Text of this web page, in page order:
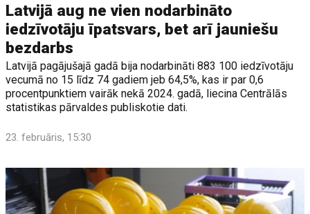
Latvijā aug ne vien nodarbināto
iedzīvotāju īpatsvars, bet arī jauniešu
bezdarbs
Latvijā pagājušajā gadā bija nodarbināti 883 100 iedzīvotāju
vecumā no 15 līdz 74 gadiem jeb 64,5%, kas ir par 0,6
procentpunktiem vairāk nekā 2024. gadā, liecina Centrālās
statistikas pārvaldes publiskotie dati.
23. februāris, 15:30